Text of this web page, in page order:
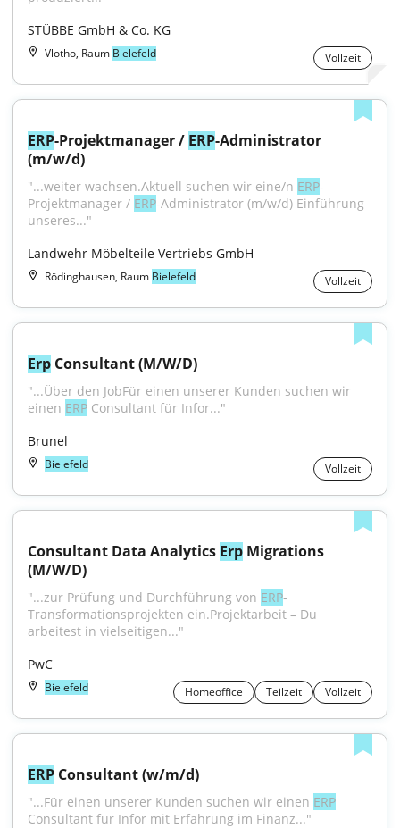
STÜBBE GmbH & Co. KG
Vlotho, Raum Bielefeld Vollzeit
ERP-Projektmanager / ERP-Administrator
(m/w/d)
"...weiter wachsen.Aktuell suchen wir eine/n ERP-
Projektmanager / ERP-Administrator (m/w/d) Einführung
unseres..."
Landwehr Möbelteile Vertriebs GmbH
Rödinghausen, Raum Bielefeld Vollzeit
Erp Consultant (M/W/D)
"...Über den JobFür einen unserer Kunden suchen wir
einen ERP Consultant für Infor..."
Brunel
Bielefeld Vollzeit
Consultant Data Analytics Erp Migrations
(M/W/D)
"...zur Prüfung und Durchführung von ERP-
Transformationsprojekten ein.Projektarbeit – Du
arbeitest in vielseitigen..."
PwC
Bielefeld Homeoffice Teilzeit Vollzeit
ERP Consultant (w/m/d)
"...Für einen unserer Kunden suchen wir einen ERP
Consultant für Infor mit Erfahrung im Finanz..."